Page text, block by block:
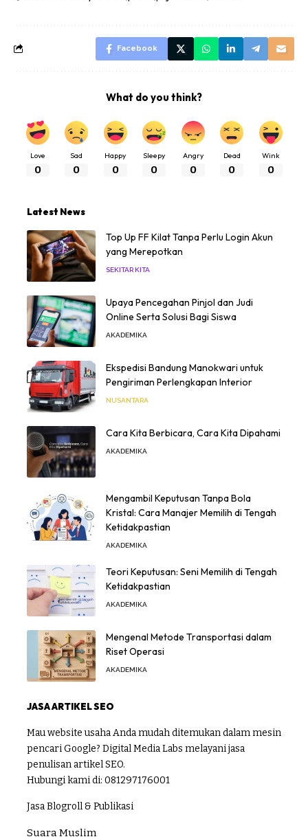
Facebook
What do you think?
Love
0
Sad
0
Happy
0
Sleepy
0
Angry
0
Dead
0
Wink
0
Latest News
Top Up FF Kilat Tanpa Perlu Login Akun
yang Merepotkan
SEKITAR KITA
Upaya Pencegahan Pinjol dan Judi
Online Serta Solusi Bagi Siswa
AKADEMIKA
Ekspedisi Bandung Manokwari untuk
Pengiriman Perlengkapan Interior
NUSANTARA
Cara Kita Berbicara, Cara Kita Dipahami
AKADEMIKA
Mengambil Keputusan Tanpa Bola
Kristal: Cara Manajer Memilih di Tengah
Ketidakpastian
AKADEMIKA
Teori Keputusan: Seni Memilih di Tengah
Ketidakpastian
AKADEMIKA
Mengenal Metode Transportasi dalam
Riset Operasi
AKADEMIKA
JASA ARTIKEL SEO
Mau website usaha Anda mudah ditemukan dalam mesin
pencari Google? Digital Media Labs melayani jasa
penulisan artikel SEO.
Hubungi kami di: 081297176001
Jasa Blogroll & Publikasi
Suara Muslim